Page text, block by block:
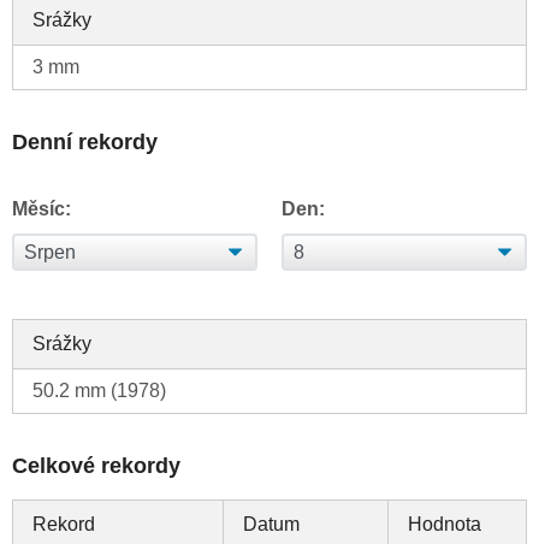
Srážky
3 mm
Denní rekordy
Měsíc: Den:
Srážky
50.2 mm (1978)
Celkové rekordy
Rekord Datum Hodnota